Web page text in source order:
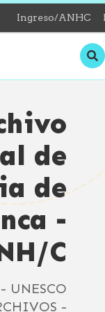
Ingreso/ANHC
de
de
-
C
UNESCO
-